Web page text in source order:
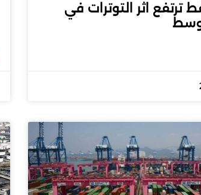
ترتفع اثر التوترات في